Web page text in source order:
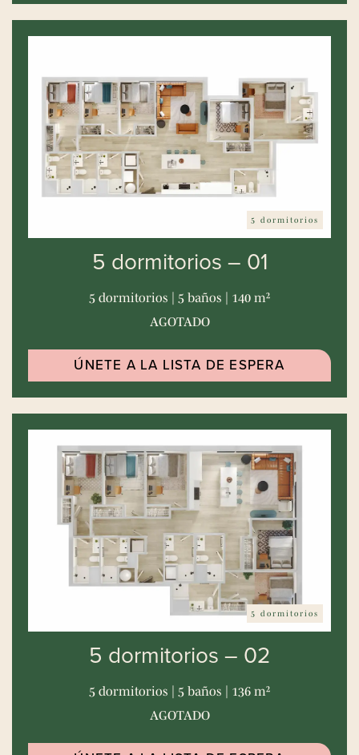
5 dormitorios
5 dormitorios – 01
5 dormitorios | 5 baños | 140 m²
AGOTADO
ÚNETE A LA LISTA DE ESPERA
5 dormitorios
5 dormitorios – 02
5 dormitorios | 5 baños | 136 m²
AGOTADO